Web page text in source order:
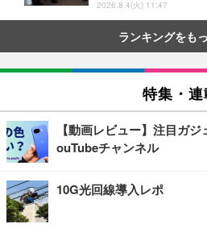
2026.8.4(火) 11:47
ランキングをも
特集・連
【動画レビュー】注目ガ
ouTubeチャンネル
10G光回線導入レポ